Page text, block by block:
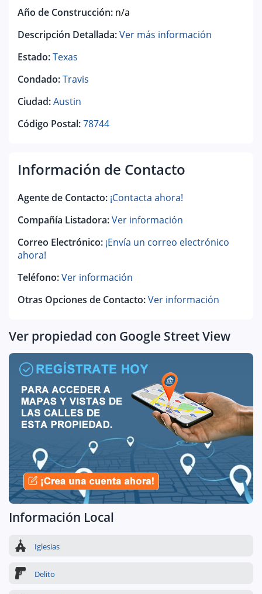
Año de Construcción: n/a
Descripción Detallada:Ver más información
Estado:Texas
Condado:Travis
Ciudad:Austin
Código Postal:78744
Información de Contacto
Agente de Contacto: ¡Contacta ahora!
Compañía Listadora:Ver información
Correo Electrónico: ¡Envía un correo electrónico
ahora!
Teléfono:Ver información
Otras Opciones de Contacto:Ver información
Ver propiedad con Google Street View
Información Local
Iglesias
Delito